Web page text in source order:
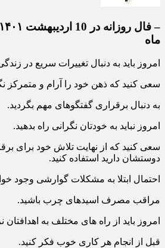
ماه
امروز باید به دنبال تغییرات سریع در
سعی کنید که ذهن خود را آرام و متمرکز
به دنبال برقراری گفتگوهای مهم بگردید.
امروز نباید به خودتان نگرانی راه بدهید.
سعی کنید که از نهایت تلاش خود برای
دوستشان دارید استفاده کنید.
احتمال ابتلا به مشکلات گوارشی وجود
مراقب مصرف اسیدهای چرب باشید.
امروز باید از راه های مختلف به اهدافتان
قبل از انجام هر کاری خوب فکر کنید.